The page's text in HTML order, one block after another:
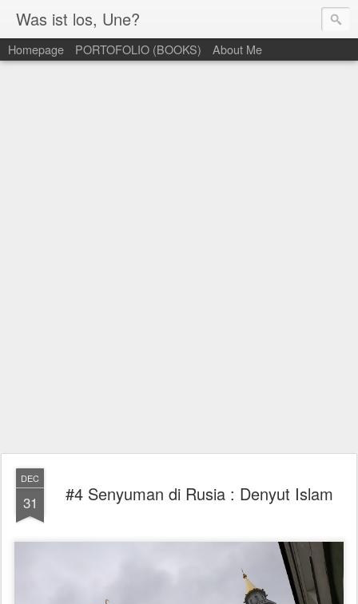
Was ist los, Une?
Homepage PORTOFOLIO (BOOKS) About Me
DEC
31 #4 Senyuman di Rusia : Denyut Islam